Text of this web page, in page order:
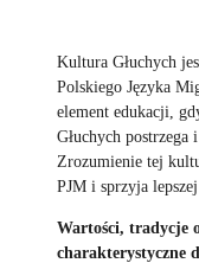
Kultura Głuchych
Polskiego Języka
element edukacji,
Głuchych
Zrozumienie tej
PJM i sprzyja
Wartości, tradycje
charakterystyczne